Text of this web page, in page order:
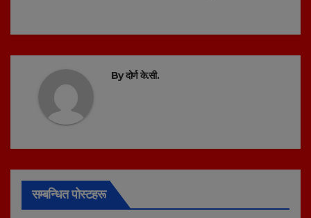
Byदोर्ण के.सी.
सम्बन्धित पोस्टहरू